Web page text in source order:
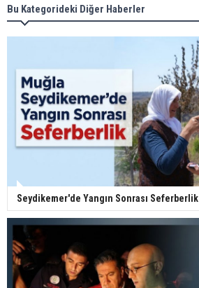
Bu Kategorideki Diğer Haberler
Seydikemer'de Yangın Sonrası Seferberlik